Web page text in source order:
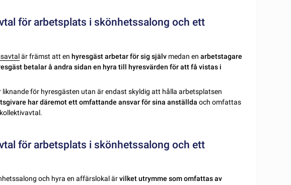
för arbetsplats i skönhetssalong och ett
är främst att en hyresgäst arbetar för sig själv medan enarbetstagare
betalar å andra sidan en hyra till hyresvärden för att få vistas i
liknande för hyresgästen utan är endast skyldig att hålla arbetsplatsen
har däremot ett omfattande ansvar för sina anställda och omfattas
för arbetsplats i skönhetssalong och ett
och hyra en affärslokal ärvilket utrymme som omfattas av